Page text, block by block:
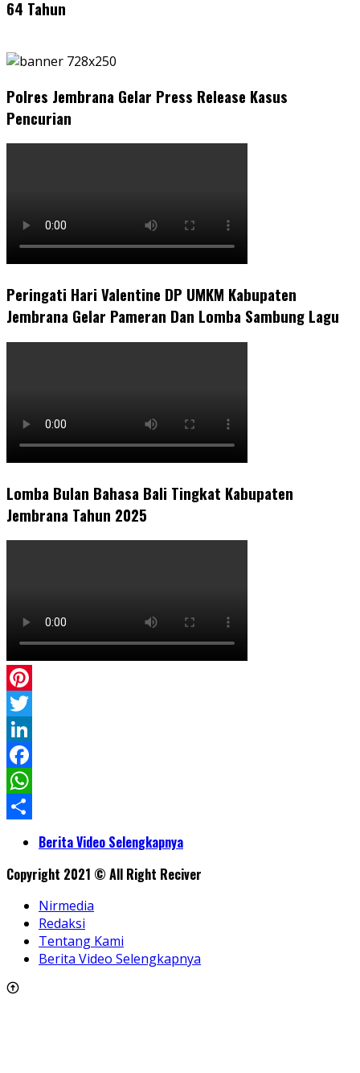
64 Tahun
Polres Jembrana Gelar Press Release Kasus
Pencurian
Peringati Hari Valentine DP UMKM Kabupaten
Jembrana Gelar Pameran Dan Lomba Sambung Lagu
Lomba Bulan Bahasa Bali Tingkat Kabupaten
Jembrana Tahun 2025
Pinterest
Twitter
LinkedIn
Facebook
WhatsApp
ShareBerita Video Selengkapnya
Copyright 2021 © All Right Reciver
Nirmedia
Redaksi
Tentang Kami
Berita Video Selengkapnya